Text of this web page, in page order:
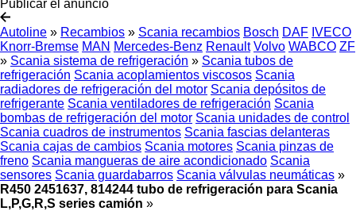
Publicar el anuncio
Autoline » Recambios » Scania recambios Bosch DAF IVECO
Knorr-Bremse MAN Mercedes-Benz Renault Volvo WABCO ZF
» Scania sistema de refrigeración » Scania tubos de
refrigeración Scania acoplamientos viscosos Scania
radiadores de refrigeración del motor Scania depósitos de
refrigerante Scania ventiladores de refrigeración Scania
bombas de refrigeración del motor Scania unidades de control
Scania cuadros de instrumentos Scania fascias delanteras
Scania cajas de cambios Scania motores Scania pinzas de
freno Scania mangueras de aire acondicionado Scania
sensores Scania guardabarros Scania válvulas neumáticas »
R450 2451637, 814244 tubo de refrigeración para Scania
L,P,G,R,S series camión »